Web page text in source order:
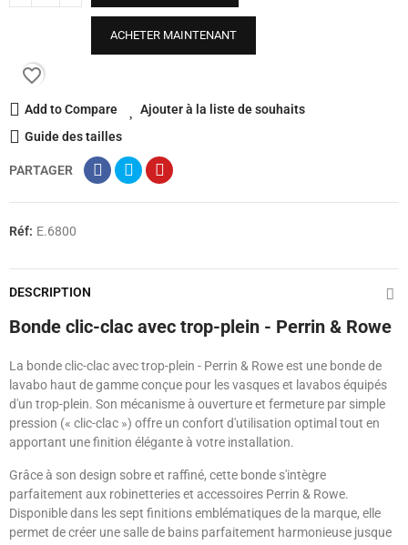
ACHETER MAINTENANT
favorite_border
Add to Compare
Ajouter à la liste de souhaits
Guide des tailles
PARTAGER
Réf: E.6800
DESCRIPTION
Bonde clic-clac avec trop-plein - Perrin & Rowe
La bonde clic-clac avec trop-plein - Perrin & Rowe est une bonde de
lavabo haut de gamme conçue pour les vasques et lavabos équipés
d'un trop-plein. Son mécanisme à ouverture et fermeture par simple
pression (« clic-clac ») offre un confort d'utilisation optimal tout en
apportant une finition élégante à votre installation.
Grâce à son design sobre et raffiné, cette bonde s'intègre
parfaitement aux robinetteries et accessoires Perrin & Rowe.
Disponible dans les sept finitions emblématiques de la marque, elle
permet de créer une salle de bains parfaitement harmonieuse jusque